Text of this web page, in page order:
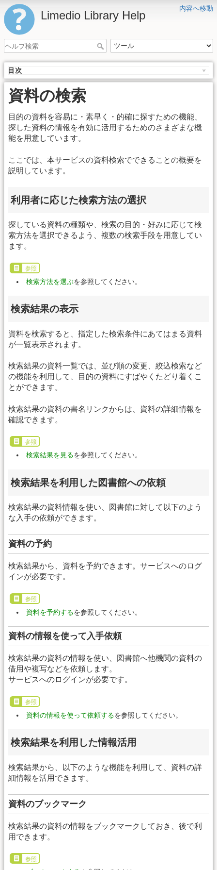
内容へ移動
Limedio Library Help
目次
資料の検索
目的の資料を容易に・素早く・的確に探すための機能、
探した資料の情報を有効に活用するためのさまざまな機
能を用意しています。
ここでは、本サービスの資料検索でできることの概要を
説明しています。
利用者に応じた検索方法の選択
探している資料の種類や、検索の目的・好みに応じて検
索方法を選択できるよう、複数の検索手段を用意してい
ます。
参照
検索方法を選ぶを参照してください。
検索結果の表示
資料を検索すると、指定した検索条件にあてはまる資料
が一覧表示されます。
検索結果の資料一覧では、並び順の変更、絞込検索など
の機能を利用して、目的の資料にすばやくたどり着くこ
とができます。
検索結果の資料の書名リンクからは、資料の詳細情報を
確認できます。
参照
検索結果を見るを参照してください。
検索結果を利用した図書館への依頼
検索結果の資料情報を使い、図書館に対して以下のよう
な入手の依頼ができます。
資料の予約
検索結果から、資料を予約できます。サービスへのログ
インが必要です。
参照
資料を予約するを参照してください。
資料の情報を使って入手依頼
検索結果の資料の情報を使い、図書館へ他機関の資料の
借用や複写などを依頼します。
サービスへのログインが必要です。
参照
資料の情報を使って依頼するを参照してください。
検索結果を利用した情報活用
検索結果から、以下のような機能を利用して、資料の詳
細情報を活用できます。
資料のブックマーク
検索結果の資料の情報をブックマークしておき、後で利
用できます。
参照